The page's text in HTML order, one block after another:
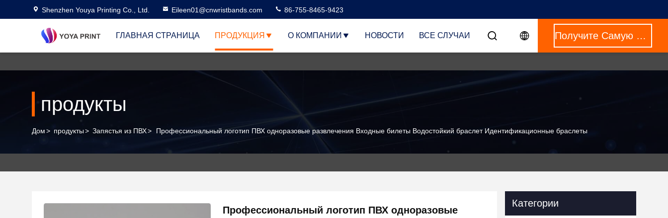
Shenzhen Youya Printing Co., Ltd. Eileen01@cnwristbands.com 86-755-8465-9423
ГЛАВНАЯ СТРАНИЦА ПРОДУКЦИЯ О КОМПАНИИ НОВОСТИ ВСЕ СЛУЧАИ Получите Самую Лучшую Цену
продукты
Дом> продукты> Запястья из ПВХ> Профессиональный логотип ПВХ одноразовые развлечения Входные билеты Водостойкий браслет Идентификационные браслеты
Профессиональный логотип ПВХ одноразовые
Категории